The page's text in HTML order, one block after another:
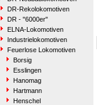
DR-Rekolokomotiven
DR - "6000er"
ELNA-Lokomotiven
Industrielokomotiven
Feuerlose Lokomotiven
Borsig
Esslingen
Hanomag
Hartmann
Henschel